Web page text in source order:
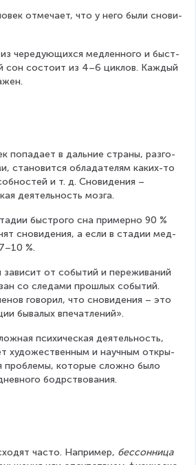
от­ме­ча­ет, что у него были сно­ви­
че­ре­ду­ю­щих­ся мед­лен­но­го и быст­
сон со­сто­ит из 4–6 цик­лов. Каждый
по­па­да­ет в даль­ние стра­ны, раз­го­
ста­но­вит­ся об­ла­да­те­лям каких-то
и т. д. Сно­ви­де­ния –
де­я­тель­ность мозга.
быст­ро­го сна примерно 90 %
сновидения, а если в ста­дии мед­
%.
зависит от событий и пе­ре­жи­ва­ни­й
со сле­да­ми про­шлых со­бы­тий.
говорил, что сно­ви­де­ния – это
бы­ва­лых впе­чат­ле­ний».
пси­хи­че­ская де­я­тель­ность,
ху­до­же­ствен­ным и на­уч­ным от­кры­
про­бле­мы, ко­то­рые сложно было
бодр­ство­ва­ния.
часто. На­при­мер, бес­сон­ни­ца